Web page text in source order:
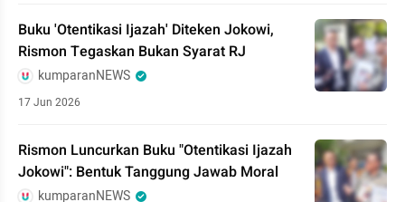
Buku 'Otentikasi Ijazah' Diteken Jokowi,
Rismon Tegaskan Bukan Syarat RJ
kumparanNEWS
17 Jun 2026
Rismon Luncurkan Buku "Otentikasi Ijazah
Jokowi": Bentuk Tanggung Jawab Moral
kumparanNEWS